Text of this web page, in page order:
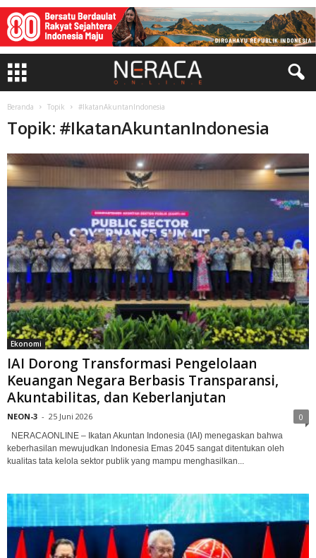
Beranda Topik #IkatanAkuntanIndonesia
Topik: #IkatanAkuntanIndonesia
Ekonomi
IAI Dorong Transformasi Pengelolaan
Keuangan Negara Berbasis Transparansi,
Akuntabilitas, dan Keberlanjutan
NEON-3 - 25 Juni 2026 0
NERACAONLINE – Ikatan Akuntan Indonesia (IAI) menegaskan bahwa
keberhasilan mewujudkan Indonesia Emas 2045 sangat ditentukan oleh
kualitas tata kelola sektor publik yang mampu menghasilkan...